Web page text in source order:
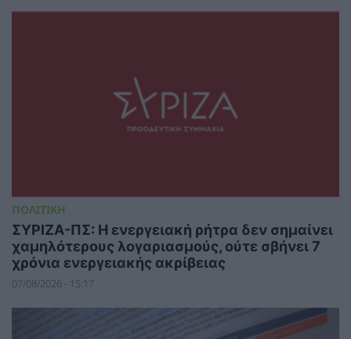
ΠΟΛΙΤΙΚΗ
ΣΥΡΙΖΑ-ΠΣ: Η ενεργειακή ρήτρα δεν σημαίνει
χαμηλότερους λογαριασμούς, ούτε σβήνει 7
χρόνια ενεργειακής ακρίβειας
07/08/2026 - 15:17